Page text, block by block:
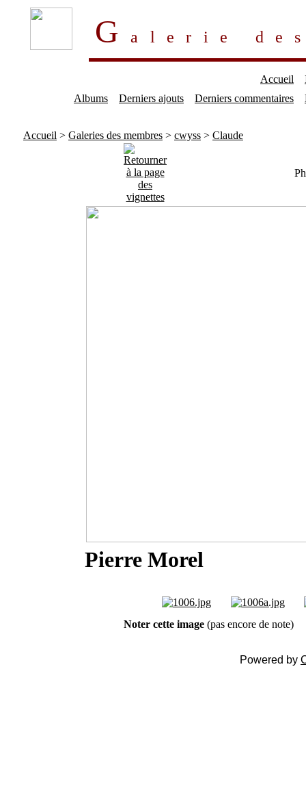
Galerie
Accueil
Albums
Derniers ajouts Derniers commentaires
Accueil > Galeries des membres > cwyss > Claude
Pierre Morel
Noter cette image (pas encore de note)
Powered by